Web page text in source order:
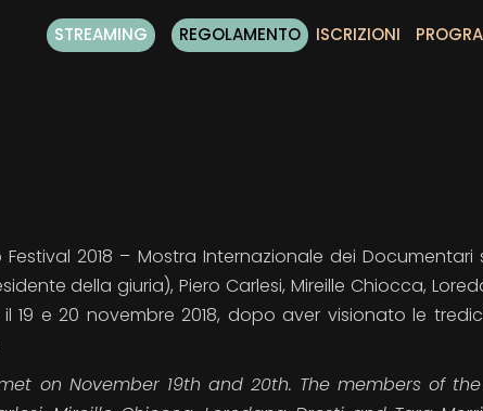
STREAMING REGOLAMENTO ISCRIZIONI
2018 – Mostra Internazionale dei Documentari
della giuria), Piero Carlesi, Mireille Chiocca,
19 e 20 novembre 2018, dopo aver visionato le
on November 19th and 20th. The members of